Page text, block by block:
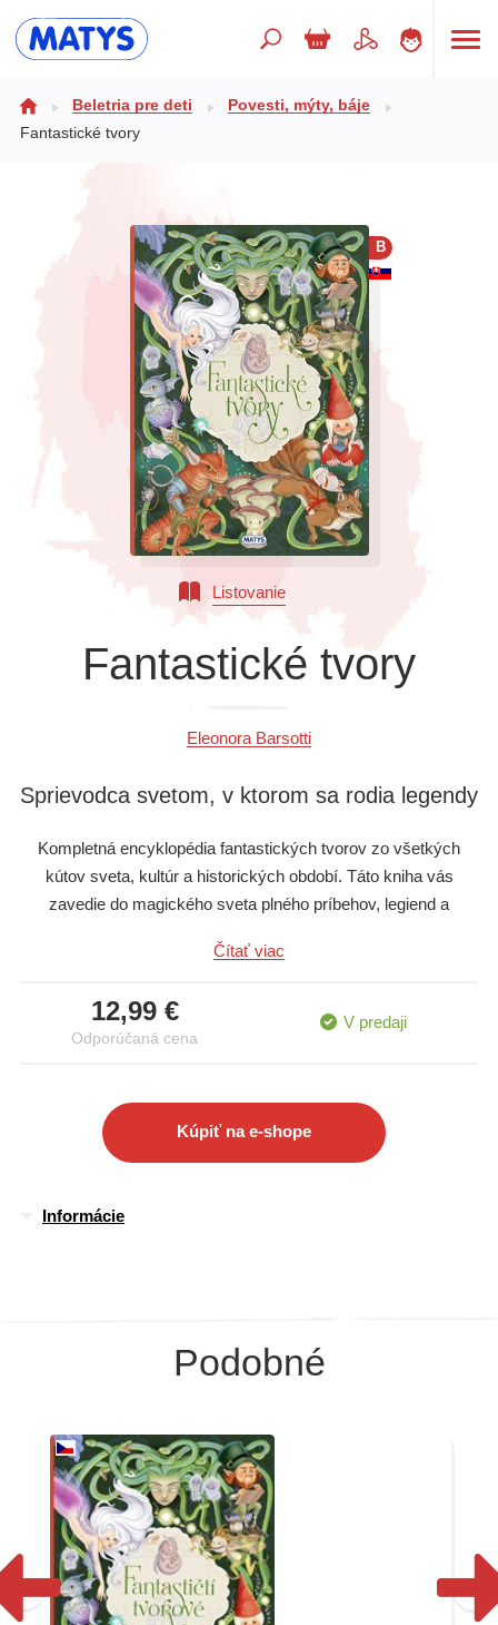
Doplnkový sortiment
Populárno - náučné pre deti
Výchova a pedagogika
Všetky kategórie
Beletria pre deti
Povesti, mýty, báje
Fantastické tvory
B
Listovanie
Fantastické tvory
Eleonora Barsotti
Sprievodca svetom, v ktorom sa rodia legendy
Kompletná encyklopédia fantastických tvorov zo všetkých
kútov sveta, kultúr a historických období. Táto kniha vás
zavedie do magického sveta plného príbehov, legiend a
rozprávačov príbehov na celom svete. Každá strana je
bytostiam vdýchnu život a umožnia vám ponoriť sa do ich
tajomného sveta.
Čítať viac
12,99 €
Odporúčaná cena
V predaji
Kúpiť na e-shope
Informácie
Podobné